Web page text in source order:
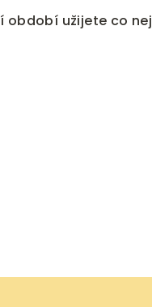
období užijete co